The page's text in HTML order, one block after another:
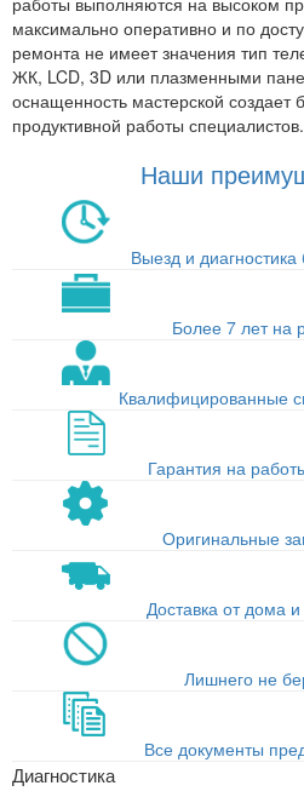
максимально оперативно и по
ремонта не имеет значения тип
ЖК, LCD, 3D или плазменными
оснащенность мастерской создает
продуктивной работы специалистов.
Наши
Выезд и диагностика
Более 7 лет на
Квалифицированные
Гарантия на
Оригинальные
Доставка от дома
Лишнего не
Все документы
Диагностика